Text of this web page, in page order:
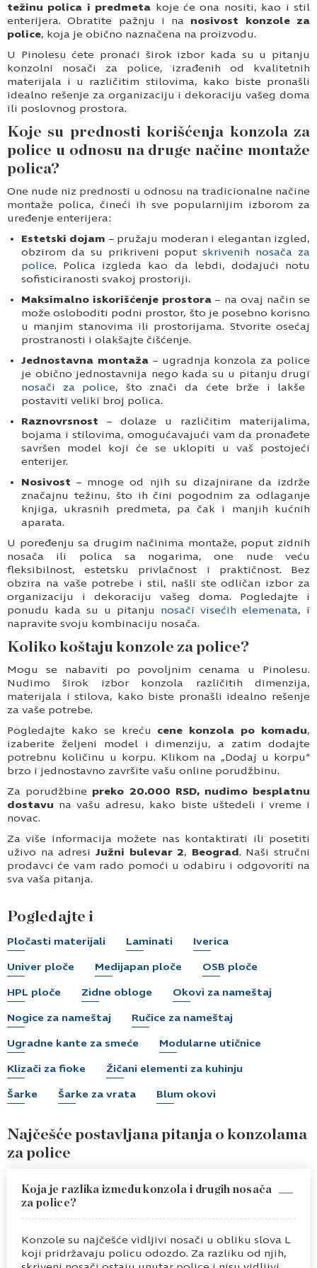
težinu polica i predmeta koje će ona nositi, kao i stil
enterijera. Obratite pažnju i na nosivost konzole za
police, koja je obično naznačena na proizvodu.
U Pinolesu ćete pronaći širok izbor kada su u pitanju
konzolni nosači za police, izrađenih od kvalitetnih
materijala i u različitim stilovima, kako biste pronašli
idealno rešenje za organizaciju i dekoraciju vašeg doma
ili poslovnog prostora.
Koje su prednosti korišćenja konzola za
police u odnosu na druge načine montaže
polica?
One nude niz prednosti u odnosu na tradicionalne načine
montaže polica, čineći ih sve popularnijim izborom za
uređenje enterijera:
Estetski dojam – pružaju moderan i elegantan izgled,
obzirom da su prikriveni poput skrivenih nosača za
police. Polica izgleda kao da lebdi, dodajući notu
sofisticiranosti svakoj prostoriji.
Maksimalno iskorišćenje prostora – na ovaj način se
može osloboditi podni prostor, što je posebno korisno
u manjim stanovima ili prostorijama. Stvorite osećaj
prostranosti i olakšajte čišćenje.
Jednostavna montaža – ugradnja konzola za police
je obično jednostavnija nego kada su u pitanju drugi
nosači za police, što znači da ćete brže i lakše
postaviti veliki broj polica.
Raznovrsnost – dolaze u različitim materijalima,
bojama i stilovima, omogućavajući vam da pronađete
savršen model koji će se uklopiti u vaš postojeći
enterijer.
Nosivost– mnoge od njih su dizajnirane da izdrže
značajnu težinu, što ih čini pogodnim za odlaganje
knjiga, ukrasnih predmeta, pa čak i manjih kućnih
aparata.
U poređenju sa drugim načinima montaže, poput zidnih
nosača ili polica sa nogarima, one nude veću
fleksibilnost, estetsku privlačnost i praktičnost. Bez
obzira na vaše potrebe i stil, našli ste odličan izbor za
organizaciju i dekoraciju vašeg doma. Pogledajte i
ponudu kada su u pitanju
nosači visećih elemenata, i
napravite svoju kombinaciju nosača.
Koliko koštaju konzole za police?
Mogu se nabaviti po povoljnim cenama u Pinolesu.
Nudimo širok izbor konzola različitih dimenzija,
materijala i stilova, kako biste pronašli idealno rešenje
za vaše potrebe.
Pogledajte kako se kreću cene konzola po komadu,
izaberite željeni model i dimenziju, a zatim dodajte
potrebnu količinu u korpu. Klikom na „Dodaj u korpu“
brzo i jednostavno završite vašu online porudžbinu.
Za porudžbine preko 20.000 RSD, nudimo besplatnu
dostavu na vašu adresu, kako biste uštedeli i vreme i
novac.
Za više informacija možete nas kontaktirati ili posetiti
uživo na adresi Južni bulevar 2, Beograd. Naši stručni
prodavci će vam rado pomoći u odabiru i odgovoriti na
sva vaša pitanja.
Pogledajte i
Pločasti materijali Laminati Iverica
Univer ploče Medijapan ploče OSB ploče
HPL ploče Zidne obloge Okovi za nameštaj
Nogice za nameštaj Ručice za nameštaj
Ugradne kante za smeće Modularne utičnice
Klizači za fioke Žičani elementi za kuhinju
Šarke Šarke za vrata Blum okovi
Najčešće postavljana pitanja o konzolama
za police
Koja je razlika između konzola i drugih nosača
za police?
Konzole su najčešće vidljivi nosači u obliku slova L
koji pridržavaju policu odozdo. Za razliku od njih,